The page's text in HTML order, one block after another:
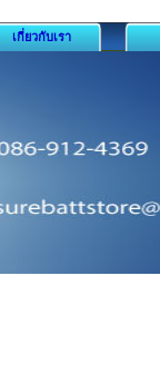
เกี่ยวกับเรา